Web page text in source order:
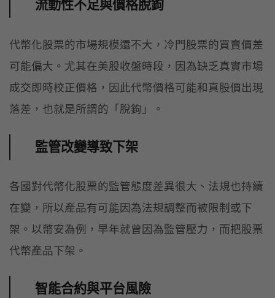
流動性不足與價格脫鉤
代幣化股票的市場規模還不大，冷門股票的買賣價差
可能偏大。尤其在美股收盤時段，因為缺乏真實市場
成交即時校正價格，因此代幣價格可能和真股價出現
落差，也就是所謂的「脫鉤」。
監管改變導致下架
各國對代幣化股票的監管態度差異很大、法規也持續
在變，所以產品有可能因為法規調整而被限制或下
架。以幣安為例，早年就曾因為監管壓力，而把股票
代幣產品下架。
智能合約與平台風險